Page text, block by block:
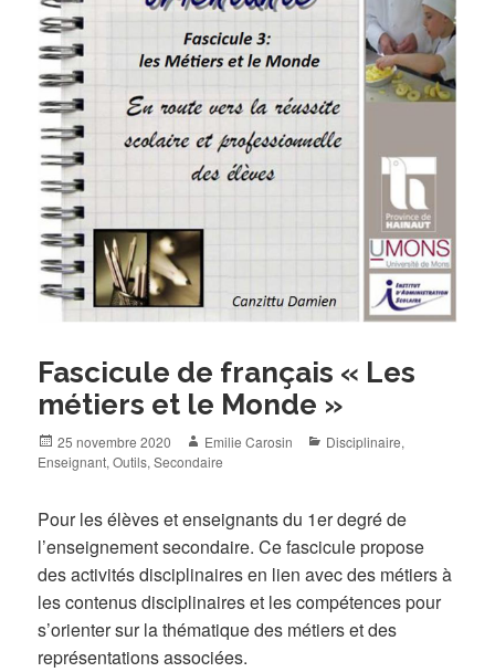
Fascicule de français « Les
métiers et le Monde »
Posted
on
25 novembre 2020 Author
Emilie Carosin Categories
Disciplinaire,
Enseignant,Outils,Secondaire
Pour les élèves et enseignants du 1er degré de
l’enseignement secondaire. Ce fascicule propose
des activités disciplinaires en lien avec des métiers à
les contenus disciplinaires et les compétences pour
s’orienter sur la thématique des métiers et des
représentations associées.